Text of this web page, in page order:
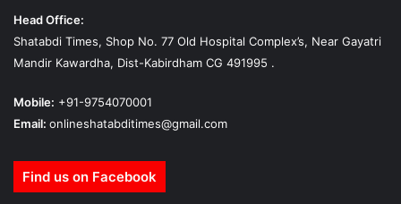
Head Office:
Shatabdi Times, Shop No. 77 Old Hospital Complex’s, Near Gayatri
Mandir Kawardha, Dist-Kabirdham CG 491995 .
Mobile: +91-9754070001
Email: onlineshatabditimes@gmail.com
Find us on Facebook